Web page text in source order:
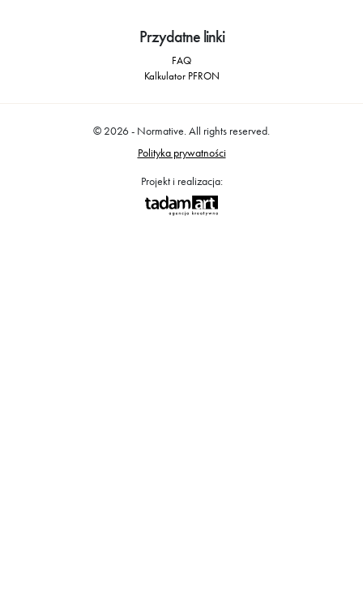
Przydatne linki
FAQ
Kalkulator PFRON
© 2026 - Normative. All rights reserved.
Polityka prywatności
Projekt i realizacja: